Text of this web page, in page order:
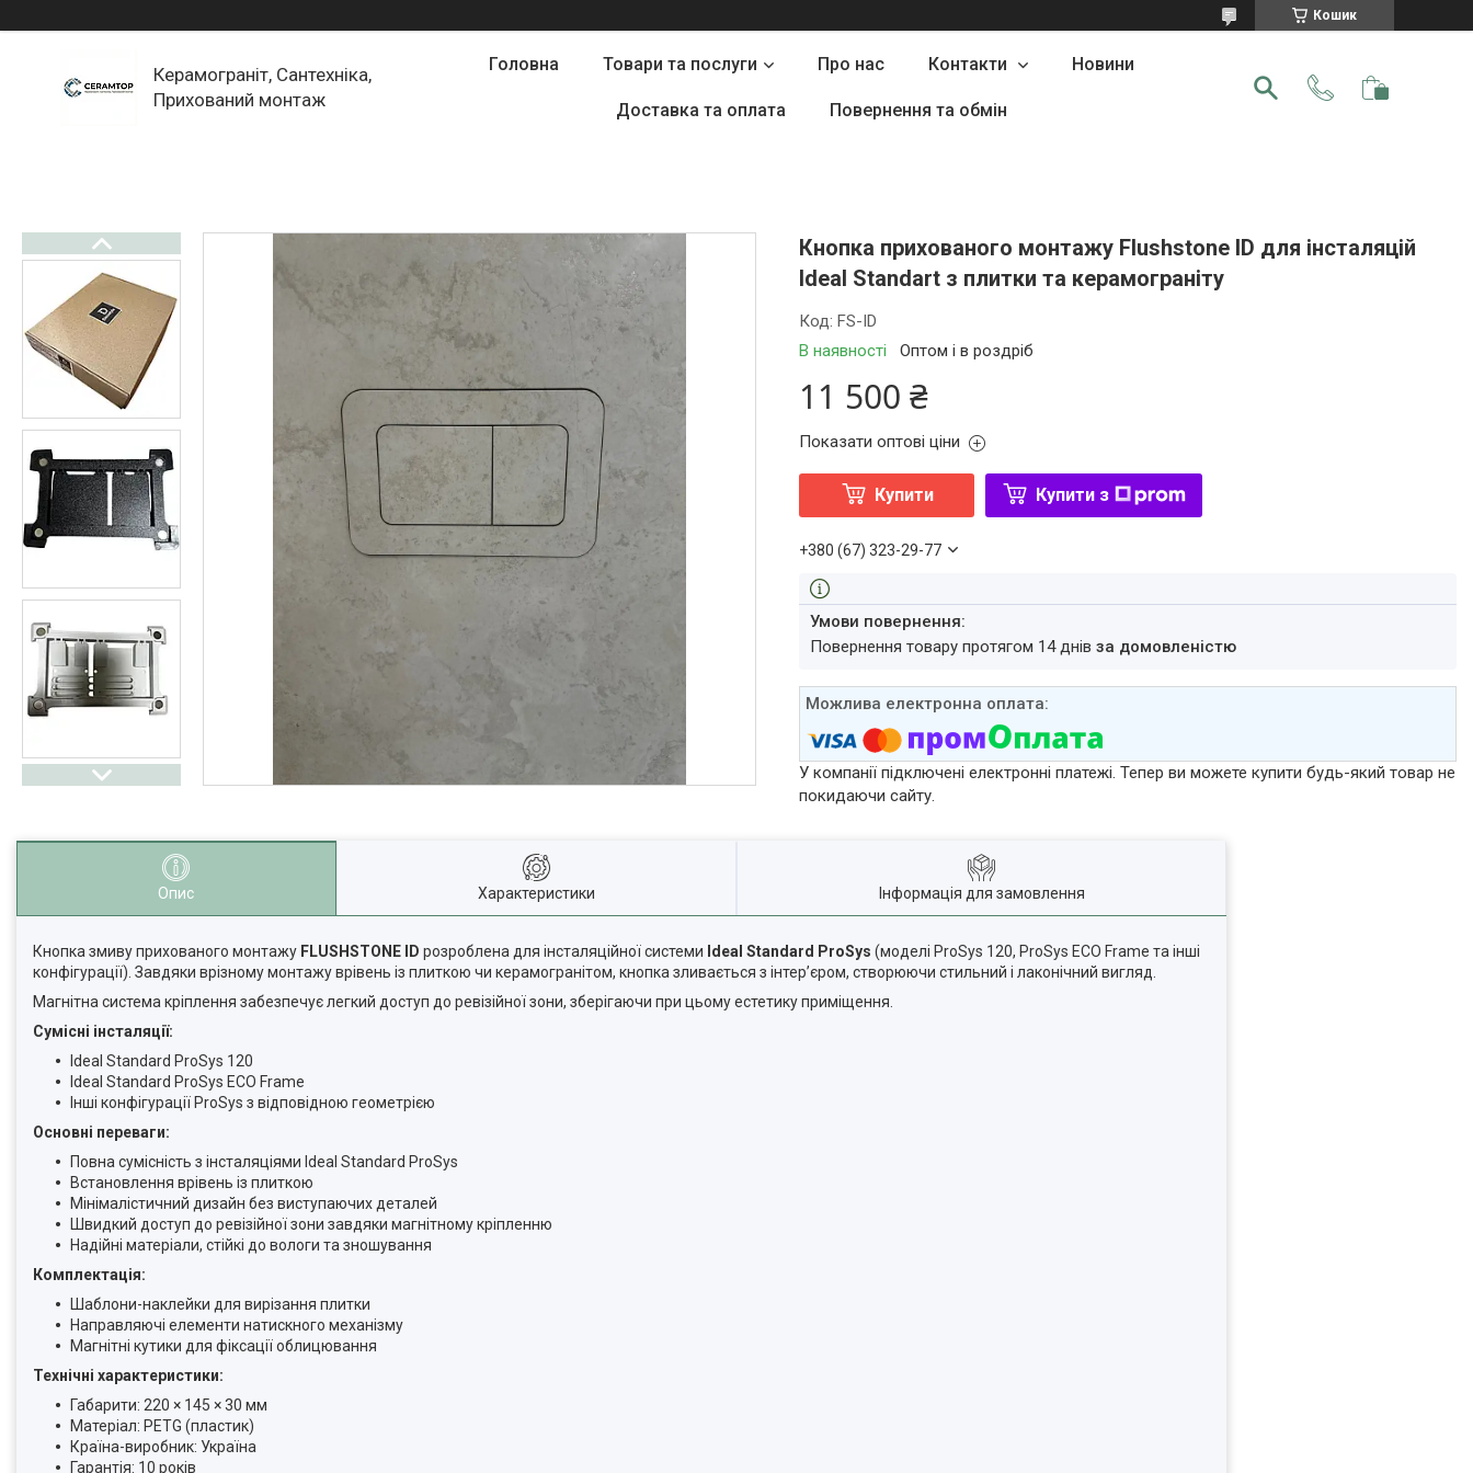
Кошик
Керамограніт, Сантехніка,
Прихований монтаж
Головна Товари та послуги Про нас Контакти Новини
Доставка та оплата Повернення та обмін
Кнопка прихованого монтажу Flushstone ID для інcталяцій
Ideal Standart з плитки та керамограніту
В наявності Оптом і в роздріб
Код:FS-ID
11 500 ₴
Показати оптові ціни
Купити Купити з
+380 (67) 323-29-77
повернення товару протягом 14 днівза домовленістю
У компанії підключені електронні платежі. Тепер ви можете купити будь-який товар не
покидаючи сайту.
Опис Характеристики Інформація для замовлення
Кнопка змиву прихованого монтажу FLUSHSTONE ID розроблена для інсталяційної системи Ideal Standard ProSys (моделі ProSys 120, ProSys ECO Frame та інші
конфігурації). Завдяки врізному монтажу врівень із плиткою чи керамогранітом, кнопка зливається з інтер’єром, створюючи стильний і лаконічний вигляд.
Магнітна система кріплення забезпечує легкий доступ до ревізійної зони, зберігаючи при цьому естетику приміщення.
Сумісні інсталяції:
Ideal Standard ProSys 120
Ideal Standard ProSys ECO Frame
Інші конфігурації ProSys з відповідною геометрією
Основні переваги:
Повна сумісність з інсталяціями Ideal Standard ProSys
Встановлення врівень із плиткою
Мінімалістичний дизайн без виступаючих деталей
Швидкий доступ до ревізійної зони завдяки магнітному кріпленню
Надійні матеріали, стійкі до вологи та зношування
Комплектація:
Шаблони-наклейки для вирізання плитки
Направляючі елементи натискного механізму
Магнітні кутики для фіксації облицювання
Технічні характеристики:
Габарити: 220 × 145 × 30 мм
Матеріал: PETG (пластик)
Країна-виробник: Україна
Гарантія: 10 років